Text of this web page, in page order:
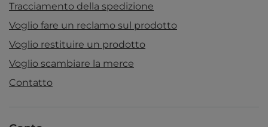
Tracciamento della spedizione
Voglio fare un reclamo sul prodotto
Voglio restituire un prodotto
Voglio scambiare la merce
Contatto